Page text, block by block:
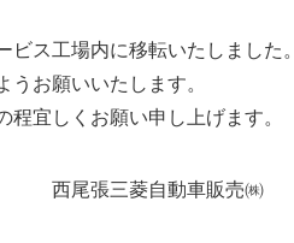
ス工場内に移転いたしました。
お願いいたします。
宜しくお願い申し上げます。
販売㈱